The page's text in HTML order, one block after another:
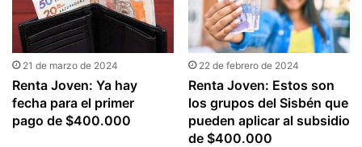
21 de marzo de 2024
Renta Joven: Ya hay
fecha para el primer
pago de $400.000
22 de febrero de 2024
Renta Joven: Estos son
los grupos del Sisbén que
pueden aplicar al subsidio
de $400.000